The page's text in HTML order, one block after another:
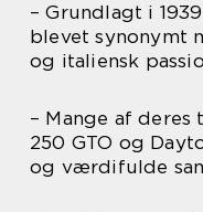
– Grundlagt i
blevet synonymt
og italiensk
– Mange af deres
250 GTO og
og værdifulde